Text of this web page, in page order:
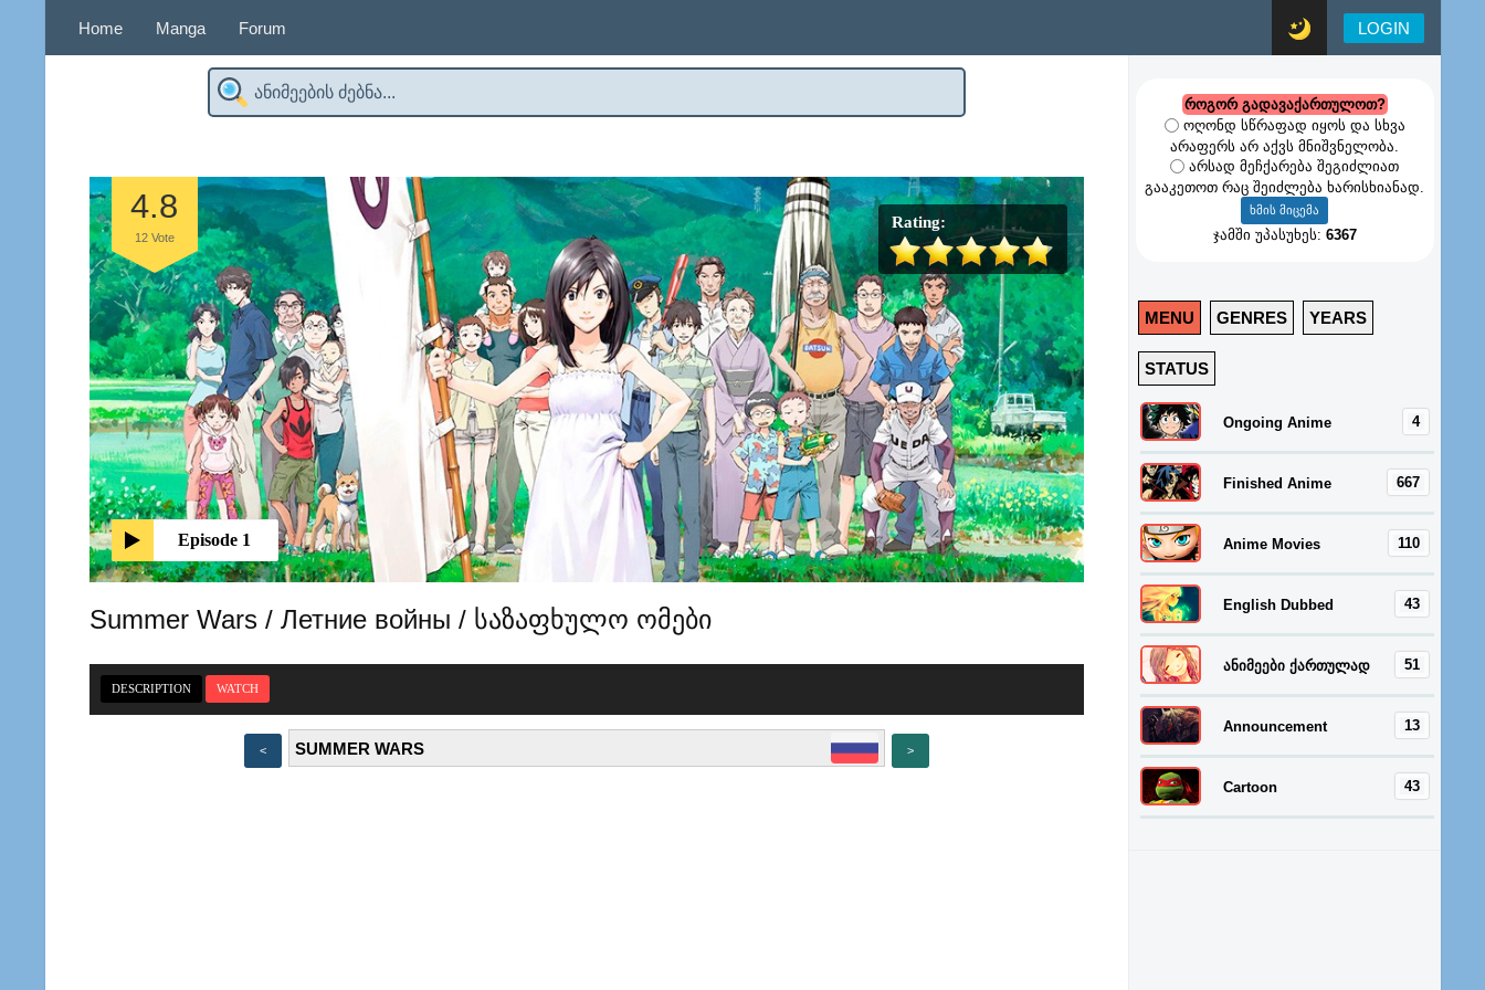
Home Manga Forum LOGIN
Episode 1
4.8
12Vote
Rating:
Summer Wars / Летние войны / საზაფხულო ომები
DESCRIPTION WATCH
< >
როგორ გადავაქართულოთ?
ოღონდ სწრაფად იყოს და სხვა
არაფერს არ აქვს მნიშვნელობა.
არსად მეჩქარება შეგიძლიათ
გააკეთოთ რაც შეიძლება ხარისხიანად.
ჯამში უპასუხეს: 6367
MENU GENRES YEARS
STATUS
4
Ongoing Anime
667
Finished Anime
110
Anime Movies
43
English Dubbed
51
ანიმეები ქართულად
13
Announcement
43
Cartoon